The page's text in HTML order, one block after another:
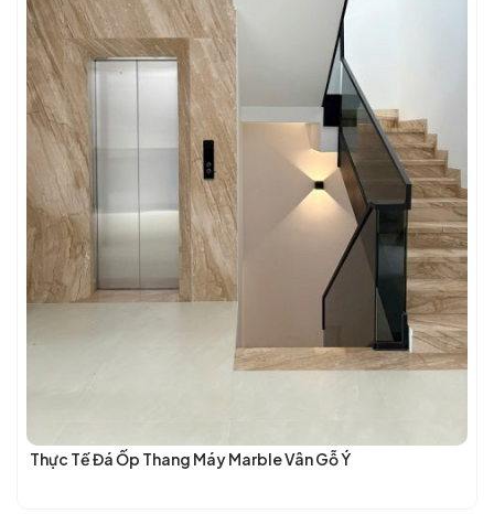
Thực Tế Đá Ốp Thang Máy Marble Vân Gỗ Ý